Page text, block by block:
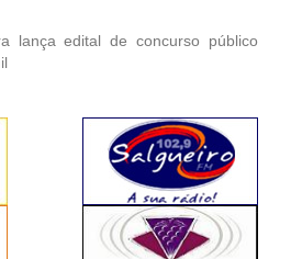
lança edital de concurso público